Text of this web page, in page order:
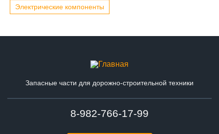
Электрические компоненты
Запасные части для дорожно-строительной техники
8-982-766-17-99